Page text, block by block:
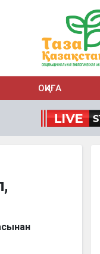
ОҚИҒА